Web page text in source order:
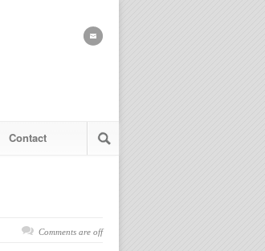
Contact
Comments are off